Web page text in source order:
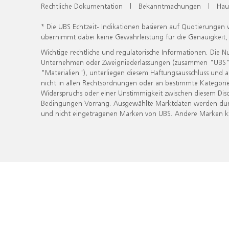
Rechtliche Dokumentation | Bekanntmachungen |
* Die UBS Echtzeit- Indikationen basieren auf
übernimmt dabei keine Gewährleistung für die
Wichtige rechtliche und regulatorische Informationen. Die
Unternehmen oder Zweigniederlassungen (zusammen
"Materialien"), unterliegen diesem Haftungsausschluss
nicht in allen Rechtsordnungen oder an bestimmte
Widerspruchs oder einer Unstimmigkeit zwischen diesem
Bedingungen Vorrang. Ausgewählte Marktdaten werden
und nicht eingetragenen Marken von UBS. Andere Marken